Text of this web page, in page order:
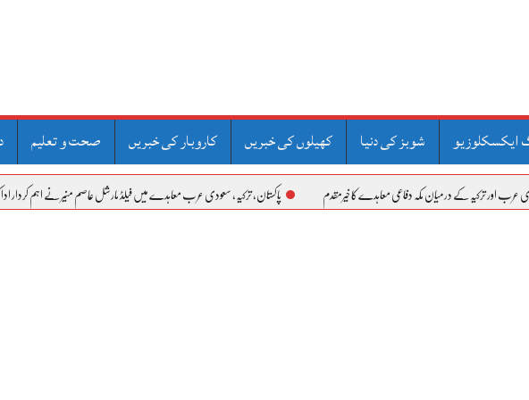
ایکسکلوزیو شوبز کی دنیا کھیلوں کی خبریں کاروبار کی خبریں صحت و تعلیم
درمیان مکہ دفاعی معاہدے کا خیرمقدم پاکستان، ترکیہ، سعودی عرب معاہدے میں فیلڈ مارشل عاصم منیر نے اہم کردار ادا کیا،رانا ثناء اللہ